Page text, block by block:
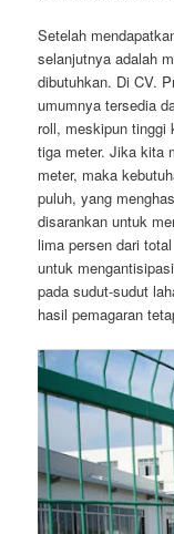
Setelah
selanjutnya adalah
dibutuhkan. Di CV.
umumnya tersedia
roll, meskipun tinggi
tiga meter. Jika kita
meter, maka
puluh, yang
disarankan untuk
lima persen dari
untuk
pada sudut-sudut
hasil pemagaran